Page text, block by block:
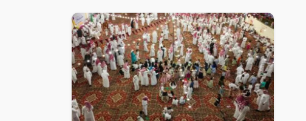
العزوبية إلى عش الزوجية،